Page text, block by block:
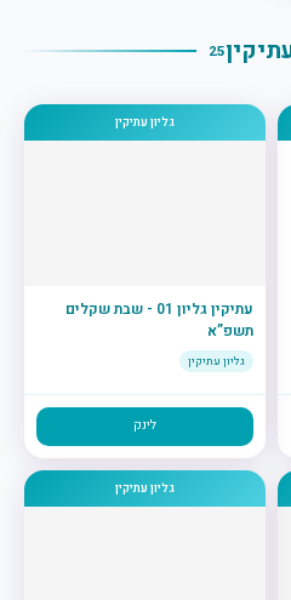
25
גליון עתיקין
עתיקין גליון 01 - שבת שקלים
תשפ”א
גליון עתיקין
לינק
גליון עתיקין